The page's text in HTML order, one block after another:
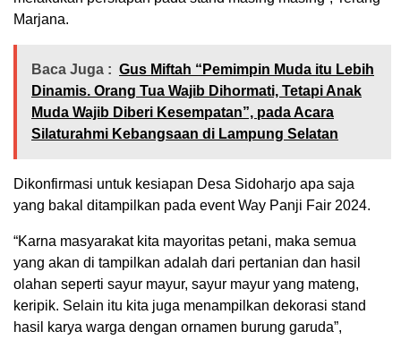
Marjana.
Baca Juga : Gus Miftah “Pemimpin Muda itu Lebih
Dinamis. Orang Tua Wajib Dihormati, Tetapi Anak
Muda Wajib Diberi Kesempatan”, pada Acara
Silaturahmi Kebangsaan di Lampung Selatan
Dikonfirmasi untuk kesiapan Desa Sidoharjo apa saja
yang bakal ditampilkan pada event Way Panji Fair 2024.
“Karna masyarakat kita mayoritas petani, maka semua
yang akan di tampilkan adalah dari pertanian dan hasil
olahan seperti sayur mayur, sayur mayur yang mateng,
keripik. Selain itu kita juga menampilkan dekorasi stand
hasil karya warga dengan ornamen burung garuda”,